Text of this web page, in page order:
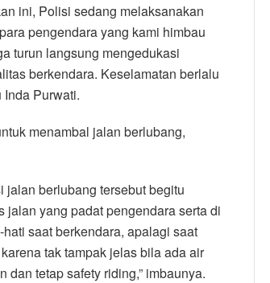
ini, Polisi sedang melaksanakan
pengendara yang kami himbau
turun langsung mengedukasi
berkendara. Keselamatan berlalu
Inda Purwati.
menambal jalan berlubang,
berlubang tersebut begitu
yang padat pengendara serta di
saat berkendara, apalagi saat
tak tampak jelas bila ada air
tetap safety riding,” imbaunya.